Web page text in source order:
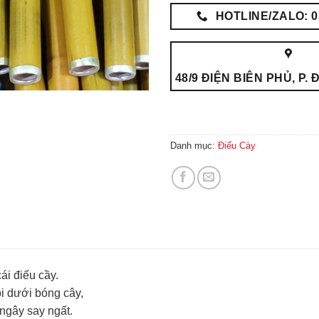
HOTLINE/ZALO:
48/9 ĐIỆN BIÊN PHỦ, P.
Danh mục: Điếu Cày
điếu cầy.
dưới bóng cây,
say ngất.